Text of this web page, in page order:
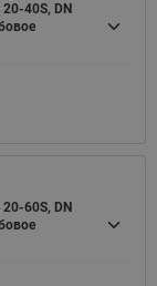
40S, DN
60S, DN